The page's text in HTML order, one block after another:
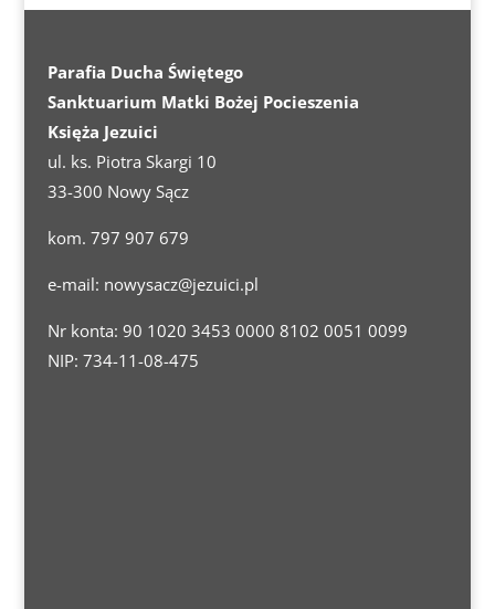
Parafia Ducha Świętego
Sanktuarium Matki Bożej Pocieszenia
Księża Jezuici
ul. ks. Piotra Skargi 10
33-300 Nowy Sącz
kom. 797 907 679
e-mail: nowysacz@jezuici.pl
Nr konta: 90 1020 3453 0000 8102 0051 0099
NIP: 734-11-08-475